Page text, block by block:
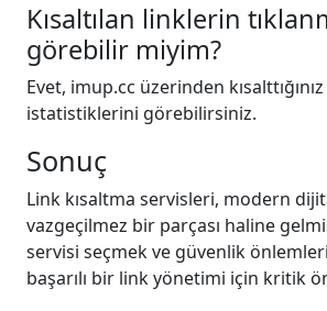
Kısaltılan linklerin
görebilir miyim?
Evet, imup.cc üzerinden
istatistiklerini görebilirsiniz.
Sonuç
Link kısaltma servisleri, modern
vazgeçilmez bir parçası haline
servisi seçmek ve güvenlik
başarılı bir link yönetimi için kritik